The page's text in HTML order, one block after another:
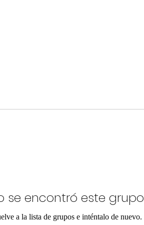
se encontró este grupo
a la lista de grupos e inténtalo de nuevo.